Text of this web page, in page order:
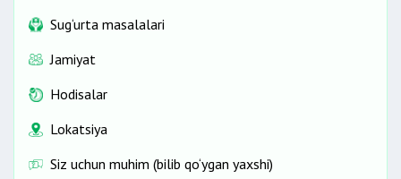
Sug‘urta masalalari
Jamiyat
Hodisalar
Lokatsiya
Siz uchun muhim (bilib qo‘ygan yaxshi)